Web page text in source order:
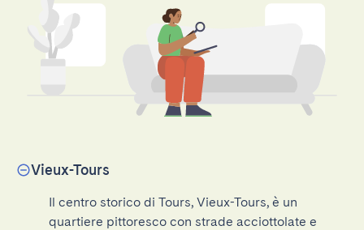
Vieux-Tours
Il centro storico di Tours, Vieux-Tours, è un
quartiere pittoresco con strade acciottolate e